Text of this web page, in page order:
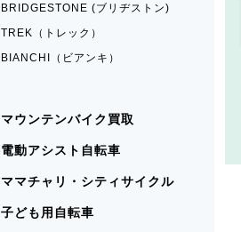
BRIDGESTONE (ブリヂストン)
TREK（トレック）
BIANCHI（ビアンキ）
マウンテンバイク買取
電動アシスト自転車
ママチャリ・シティサイクル
子ども用自転車